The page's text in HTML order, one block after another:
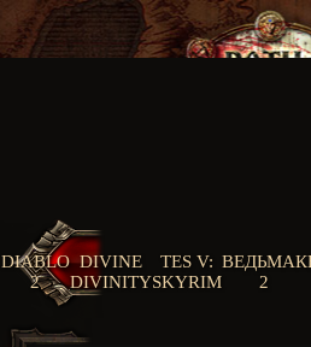
DIABLO
2
DIVINE
DIVINITY
TES V:
SKYRIM
ВЕДЬМАК
2